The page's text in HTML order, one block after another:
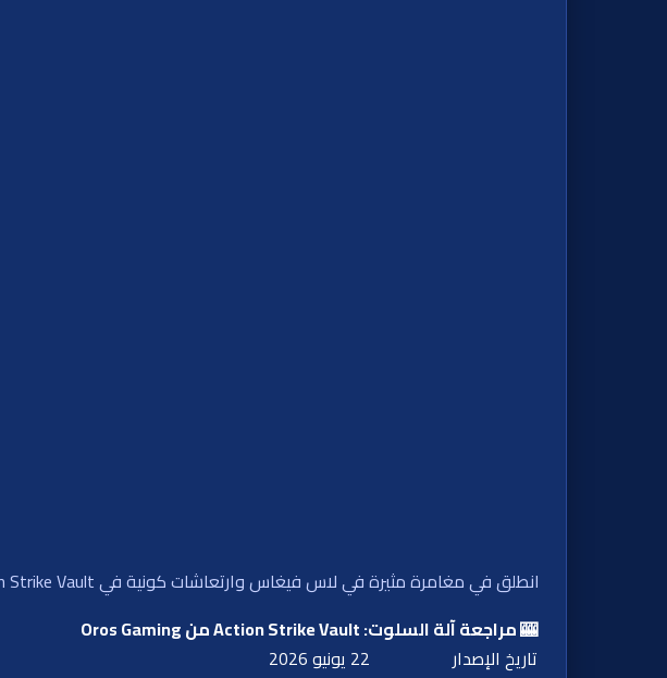
انطلق في مغامرة مثيرة في لاس فيغاس وارتعاشات كونية في Action Strike Vault، حيث تفتح الضربات الملحمية فرص فوز فورية تصل إلى 6000 ضعف رهانك.
🎰 مراجعة آلة السلوت: Action Strike Vault من Oros Gaming
تاريخ الإصدار
22 يونيو 2026